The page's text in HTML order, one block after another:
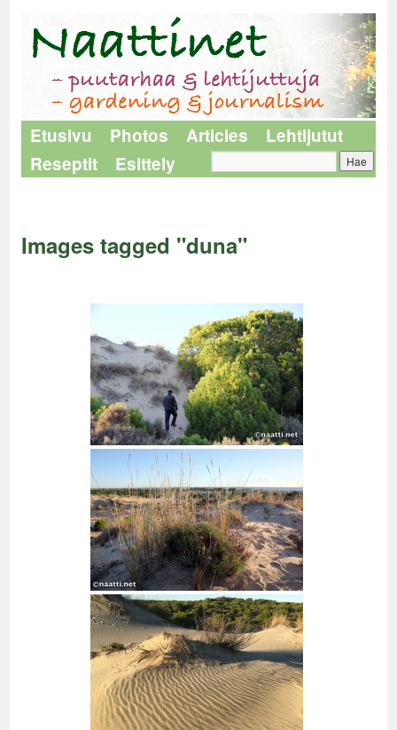
Etusivu Photos Articles
Lehtijutut
Reseptit
Esittely
Images tagged "duna"